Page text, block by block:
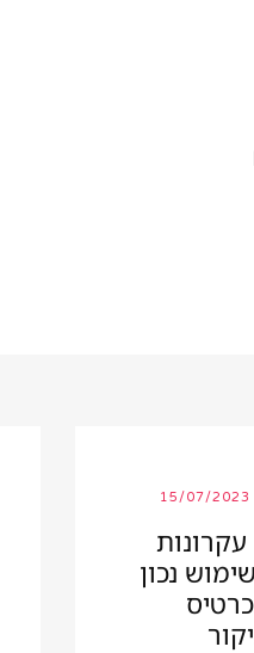
15/07/2023
7 עקרונות
נכון